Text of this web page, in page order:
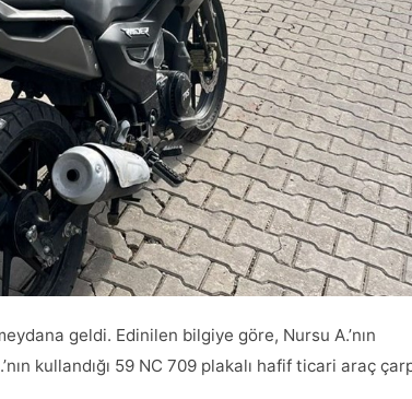
geldi. Edinilen bilgiye göre, Nursu A.’nın
kullandığı 59 NC 709 plakalı hafif ticari araç